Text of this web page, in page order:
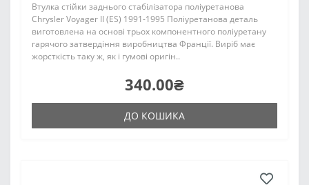
Втулка стійки заднього стабілізатора поліуретанова
Chrysler Voyager II (ES) 1991-1995 Поліуретанова деталь
виготовлена на основі трьох компонентного поліуретану
гарячого затвердіння виробництва Франції. Виріб має
жорсткість таку ж, як і гумові оригін..
340.00₴
ДО КОШИКА